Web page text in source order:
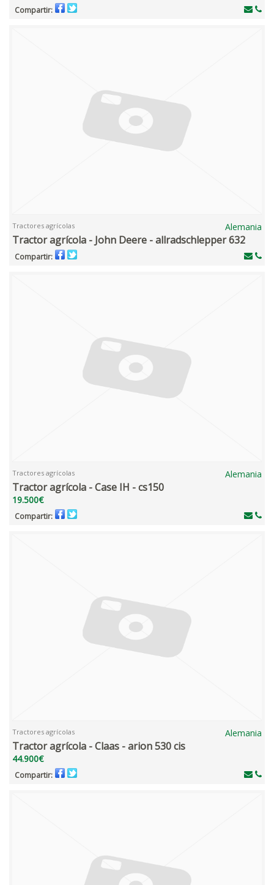
Compartir:
Tractores agrícolas Alemania
Tractor agrícola - John Deere - allradschlepper 632
Compartir:
Tractores agrícolas Alemania
Tractor agrícola - Case IH - cs150
19.500€
Compartir:
Tractores agrícolas Alemania
Tractor agrícola - Claas - arion 530 cis
44.900€
Compartir: